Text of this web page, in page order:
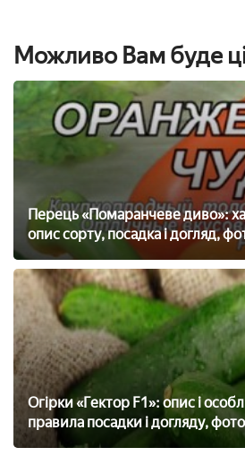
Можливо Вам буде
Перець «Помаранчеве диво»:
опис сорту, посадка і догляд,
Огірки «Гектор F1»: опис і
правила посадки і догляду, фото